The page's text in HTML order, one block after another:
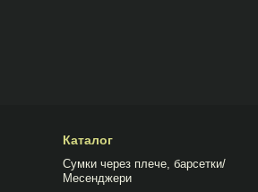
Каталог
Сумки через плече, барсетки/
Месенджери